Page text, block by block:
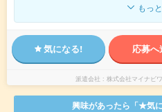
もっ
気になる! 応募へ
派遣会社 株式会社マイナビ
興味があったら「★気